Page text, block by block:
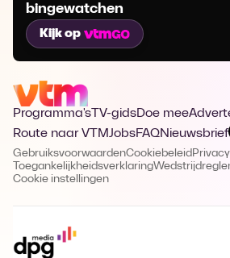
bingewatchen
Kijk op
Programma's TV-gidsDoe mee
Route naar VTMJobsFAQNieuwsbrief
GebruiksvoorwaardenCookiebeleid
Toegankelijkheidsverklaring
Cookie instellingen